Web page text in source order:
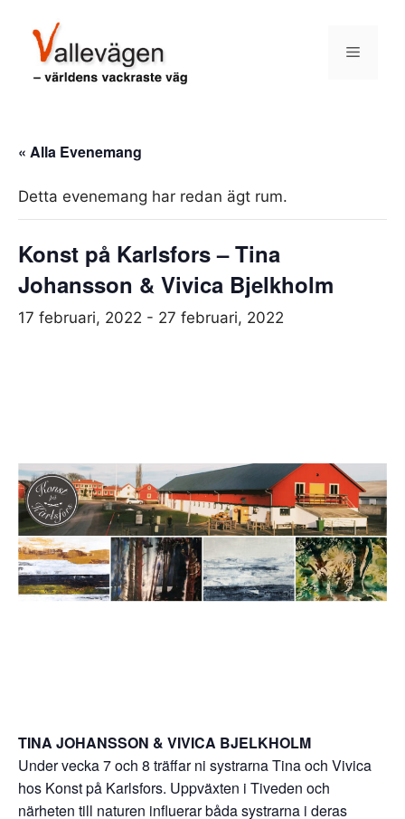
innehåll
Meny
« Alla Evenemang
Detta evenemang har redan ägt rum.
Konst på Karlsfors – Tina
Johansson & Vivica Bjelkholm
17 februari, 2022 - 27 februari, 2022
TINA JOHANSSON & VIVICA BJELKHOLM
Under vecka 7 och 8 träffar ni systrarna Tina och Vivica
hos Konst på Karlsfors. Uppväxten i Tiveden och
närheten till naturen influerar båda systrarna i deras